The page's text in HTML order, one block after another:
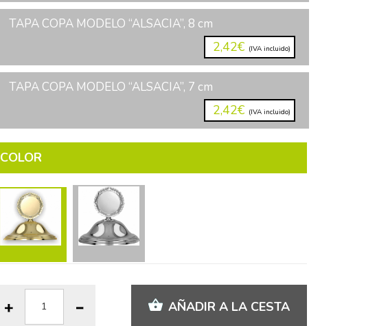
TAPA COPA MODELO “ALSACIA”, 8 cm
2,42€ (IVA incluido)
TAPA COPA MODELO “ALSACIA”, 7 cm
2,42€ (IVA incluido)
COLOR
AÑADIR A LA CESTA